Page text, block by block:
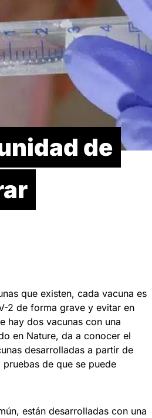
de
que existen, cada vacuna es
2 de forma grave y evitar en
hay dos vacunas con una
en Nature, da a conocer el
desarrolladas a partir de
de que se puede
están desarrolladas con una